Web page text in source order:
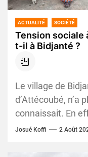
ACTUALITÉ SOCIÉTÉ
Tension sociale
t-il à Bidjanté ?
Le village de
d’Attécoubé, n’a
connaissait. En
village qui...
Josué Koffi 2 Août